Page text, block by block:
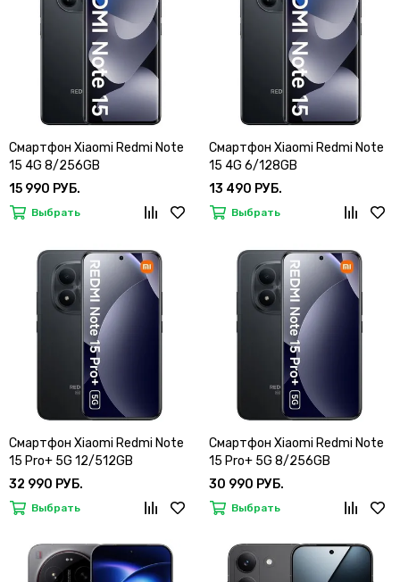
Смартфон Xiaomi Redmi Note
15 4G 8/256GB
15 990 РУБ.
Выбрать
Смартфон Xiaomi Redmi Note
15 4G 6/128GB
13 490 РУБ.
Выбрать
Смартфон Xiaomi Redmi Note
15 Pro+ 5G 12/512GB
32 990 РУБ.
Выбрать
Смартфон Xiaomi Redmi Note
15 Pro+ 5G 8/256GB
30 990 РУБ.
Выбрать